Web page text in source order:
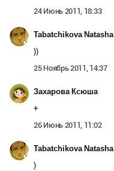
24 Июнь 2011, 18:33
Tabatchikova Natasha
))
25 Ноябрь 2011, 14:37
Захарова Ксюша
+
26 Июнь 2011, 11:02
Tabatchikova Natasha
)